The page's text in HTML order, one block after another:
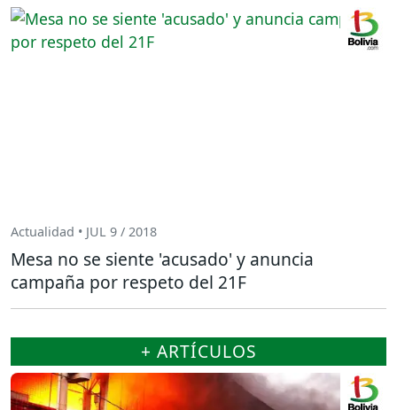
Actualidad • JUL 9 / 2018
Mesa no se siente 'acusado' y anuncia
campaña por respeto del 21F
+ ARTÍCULOS